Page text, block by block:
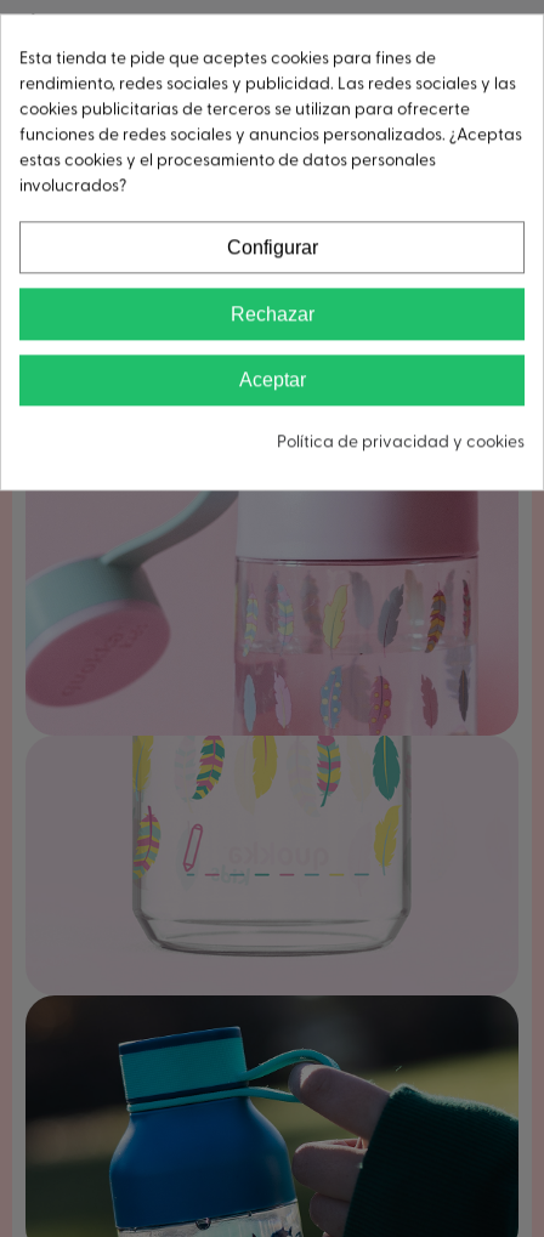
ANTIGOTEO
DESMONTABLE
Esta tienda te pide que aceptes cookies para fines de
rendimiento, redes sociales y publicidad. Las redes sociales y las
cookies publicitarias de terceros se utilizan para ofrecerte
funciones de redes sociales y anuncios personalizados. ¿Aceptas
estas cookies y el procesamiento de datos personales
involucrados?
Configurar
Rechazar
Aceptar
Política de privacidad y cookies